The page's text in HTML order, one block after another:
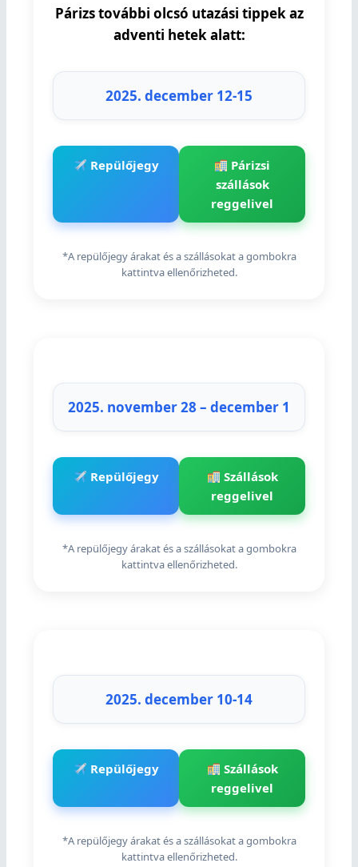
Párizs további olcsó utazási tippek az
adventi hetek alatt:
2025. december 12-15
Repülőjegy
Párizsi
szállások
reggelivel
*A repülőjegy árakat és a szállásokat a gombokra
kattintva ellenőrizheted.
2025. november 28 – december 1
Repülőjegy
Szállások
reggelivel
*A repülőjegy árakat és a szállásokat a gombokra
kattintva ellenőrizheted.
2025. december 10-14
Repülőjegy
Szállások
reggelivel
*A repülőjegy árakat és a szállásokat a gombokra
kattintva ellenőrizheted.